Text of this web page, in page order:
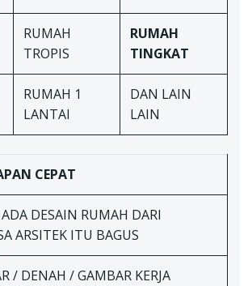
RUMAH
TROPIS
RUMAH
TINGKAT
RUMAH 1
LANTAI
DAN LAIN
LAIN
CEPAT
DESAIN RUMAH DARI
ARSITEK ITU BAGUS
/ DENAH / GAMBAR KERJA